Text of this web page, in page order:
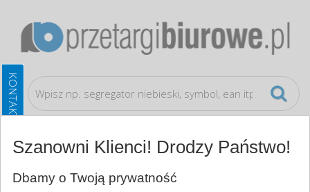
Blog
Szanowni Klienci! Drodzy Państwo!
Dbamy o Twoją prywatność